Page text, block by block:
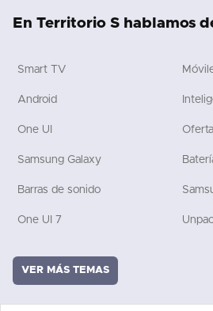
En Territorio S hablamos
Smart TV
Android
One UI
Samsung Galaxy
Barras de sonido
One UI 7
VER MÁS TEMAS